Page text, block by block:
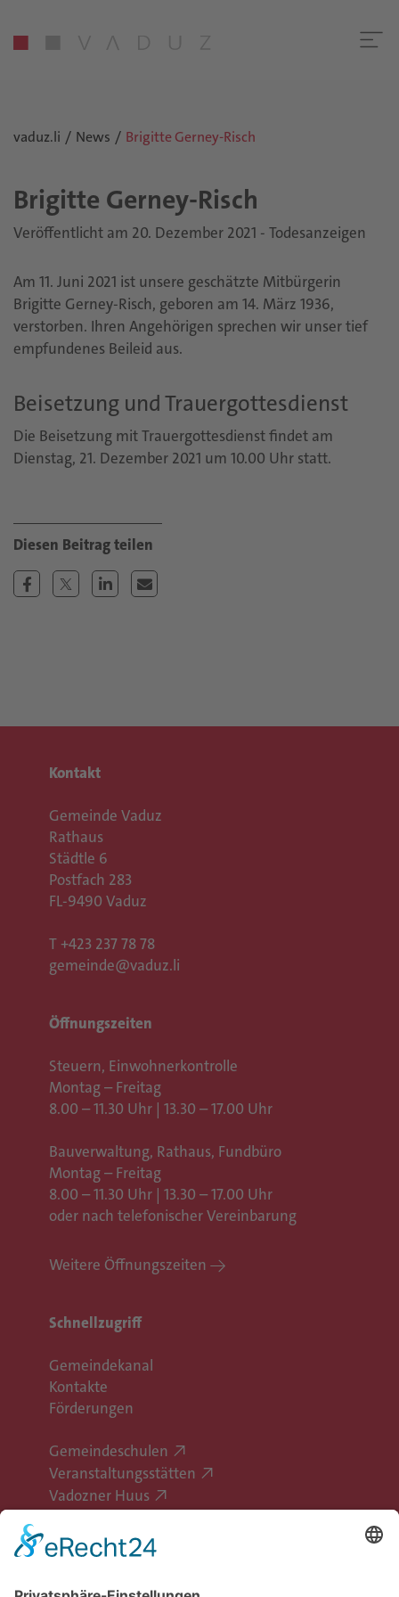
vaduz.li News Brigitte Gerney-Risch
Bri­git­te Ger­ney-Risch
Veröffentlicht am 20. Dezember 2021 - Todesanzeigen
Am 11. Juni 2021 ist unsere geschätzte Mitbürgerin
Brigitte Gerney-Risch, geboren am 14. März 1936,
verstorben. Ihren Angehörigen sprechen wir unser tief
empfundenes Beileid aus.
Beisetzung und Trauergottesdienst
Die Beisetzung mit Trauergottesdienst findet am
Dienstag, 21. Dezember 2021 um 10.00 Uhr statt.
Kontakt
Gemeinde Vaduz
Rathaus
Städtle 6
Postfach 283
FL-9490 Vaduz
T +423 237 78 78
gemeinde@vaduz.li
Öffnungszeiten
Steuern, Einwohnerkontrolle
Montag – Freitag
8.00 – 11.30 Uhr | 13.30 – 17.00 Uhr
Bauverwaltung, Rathaus, Fundbüro
Montag – Freitag
8.00 – 11.30 Uhr | 13.30 – 17.00 Uhr
oder nach telefonischer Vereinbarung
Weitere Öffnungszeiten
Schnellzugriff
Gemeindekanal
Kontakte
Förderungen
Gemeindeschulen
Veranstaltungsstätten
Vadozner Huus